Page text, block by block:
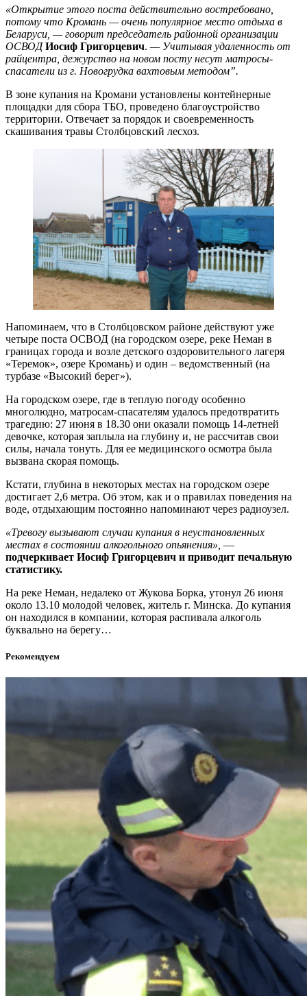
«Открытие этого поста действительно востребовано,
потому что Кромань — очень популярное место отдыха в
Беларуси, — говорит председатель районной организации
ОСВОДИосиф Григорцевич. — Учитывая удаленность от
райцентра, дежурство на новом посту несут матросы-
спасатели из г. Новогрудка вахтовым методом”.
В зоне купания на Кромани установлены контейнерные
площадки для сбора ТБО, проведено благоустройство
территории. Отвечает за порядок и своевременность
скашивания травы Столбцовский лесхоз.
Напоминаем, что в Столбцовском районе действуют уже
четыре поста ОСВОД (на городском озере, реке Неман в
границах города и возле детского оздоровительного лагеря
«Теремок», озере Кромань) и один – ведомственный (на
турбазе «Высокий берег»).
На городском озере, где в теплую погоду особенно
многолюдно, матросам-спасателям удалось предотвратить
трагедию: 27 июня в 18.30 они оказали помощь 14-летней
девочке, которая заплыла на глубину и, не рассчитав свои
силы, начала тонуть. Для ее медицинского осмотра была
вызвана скорая помощь.
Кстати, глубина в некоторых местах на городском озере
достигает 2,6 метра. Об этом, как и о правилах поведения на
воде, отдыхающим постоянно напоминают через радиоузел.
«Тревогу вызывают случаи купания в неустановленных
местах в состоянии алкогольного опьянения», —
подчеркивает Иосиф Григорцевич и приводит печальную
статистику.
На реке Неман, недалеко от Жукова Борка, утонул 26 июня
около 13.10 молодой человек, житель г. Минска. До купания
он находился в компании, которая распивала алкоголь
буквально на берегу…
Рекомендуем